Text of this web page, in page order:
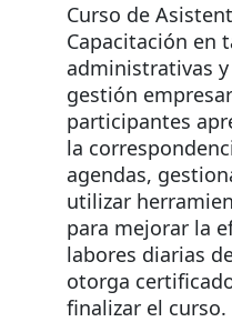
Curso de
Capacitación en
administrativas
gestión
participantes
la
agendas,
utilizar
para mejorar la
labores diarias
otorga
finalizar el curso.